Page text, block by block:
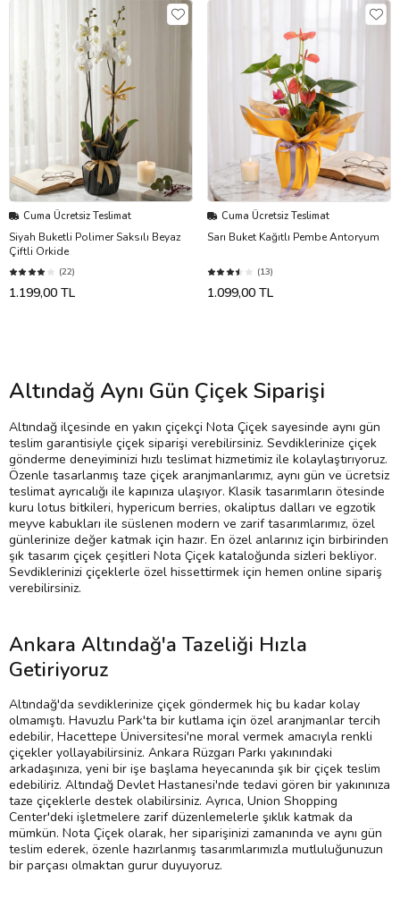
Cuma Ücretsiz Teslimat
Siyah Buketli Polimer Saksılı Beyaz
Çiftli Orkide
(22)
1.199,00 TL
Cuma Ücretsiz Teslimat
Sarı Buket Kağıtlı Pembe Antoryum
(13)
1.099,00 TL
Altındağ Aynı Gün Çiçek Siparişi
Altındağ ilçesinde en yakın çiçekçi Nota Çiçek sayesinde aynı gün
teslim garantisiyle çiçek siparişi verebilirsiniz. Sevdiklerinize çiçek
gönderme deneyiminizi hızlı teslimat hizmetimiz ile kolaylaştırıyoruz.
Özenle tasarlanmış taze çiçek aranjmanlarımız, aynı gün ve ücretsiz
teslimat ayrıcalığı ile kapınıza ulaşıyor. Klasik tasarımların ötesinde
kuru lotus bitkileri, hypericum berries, okaliptus dalları ve egzotik
meyve kabukları ile süslenen modern ve zarif tasarımlarımız, özel
günlerinize değer katmak için hazır. En özel anlarınız için birbirinden
şık tasarım çiçek çeşitleri Nota Çiçek kataloğunda sizleri bekliyor.
Sevdiklerinizi çiçeklerle özel hissettirmek için hemen online sipariş
verebilirsiniz.
Ankara Altındağ'a Tazeliği Hızla
Getiriyoruz
Altındağ'da sevdiklerinize çiçek göndermek hiç bu kadar kolay
olmamıştı. Havuzlu Park'ta bir kutlama için özel aranjmanlar tercih
edebilir, Hacettepe Üniversitesi'ne moral vermek amacıyla renkli
çiçekler yollayabilirsiniz. Ankara Rüzgarı Parkı yakınındaki
arkadaşınıza, yeni bir işe başlama heyecanında şık bir çiçek teslim
edebiliriz. Altındağ Devlet Hastanesi'nde tedavi gören bir yakınınıza
taze çiçeklerle destek olabilirsiniz. Ayrıca, Union Shopping
Center'deki işletmelere zarif düzenlemelerle şıklık katmak da
mümkün. Nota Çiçek olarak, her siparişinizi zamanında ve aynı gün
teslim ederek, özenle hazırlanmış tasarımlarımızla mutluluğunuzun
bir parçası olmaktan gurur duyuyoruz.